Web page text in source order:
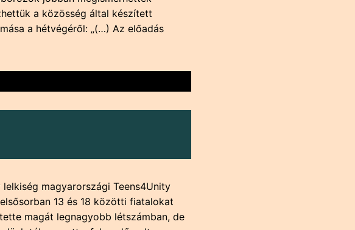
a közösség által készített
a hétvégéről: „(…) Az előadás
magyarországi Teens4Unity
13 és 18 közötti fiatalokat
magát legnagyobb létszámban, de